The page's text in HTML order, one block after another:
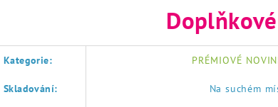
Kategorie: PRÉMIOVÉ
Skladování: Na suchém